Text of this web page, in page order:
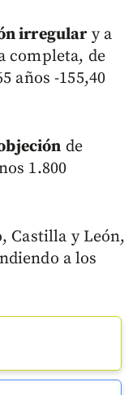
irregulary a
completa, de
años -155,40
de
1.800
Castilla y León,
a los